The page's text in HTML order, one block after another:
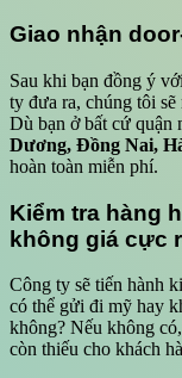
Giao nhận
Sau khi bạn đồng ý
ty đưa ra, chúng tôi
Dù bạn ở bất cứ quận
Dương, Đồng Nai,
hoàn toàn miễn phí.
Kiểm tra hàng
không giá cực
Công ty sẽ tiến hành
có thể gửi đi mỹ hay
không? Nếu không có,
còn thiếu cho khách